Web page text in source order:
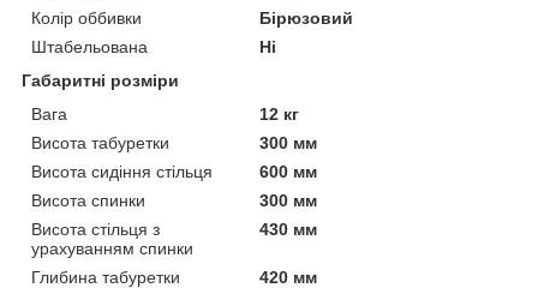
Колір оббивки
Бірюзовий
Штабельована
Ні
Габаритні розміри
Вага
12 кг
Висота табуретки
300 мм
Висота сидіння стільця
600 мм
Висота спинки
300 мм
Висота стільця з
урахуванням спинки
430 мм
Глибина табуретки
420 мм